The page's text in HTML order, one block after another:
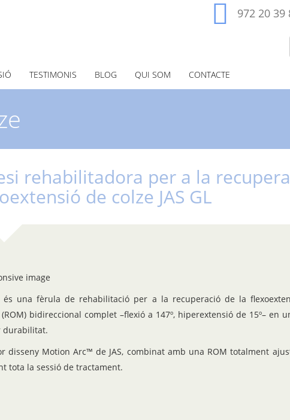
972 20 39
TESTIMONIS BLOG QUI SOM CONTACTE
rehabilitadora per a la
de colze JAS GL
és una fèrula de rehabilitació per a la recuperació de la
bidireccional complet –flexió a 147º, hiperextensió de 15º–
durabilitat.
disseny Motion Arc™ de JAS, combinat amb una ROM totalment
tota la sessió de tractament.